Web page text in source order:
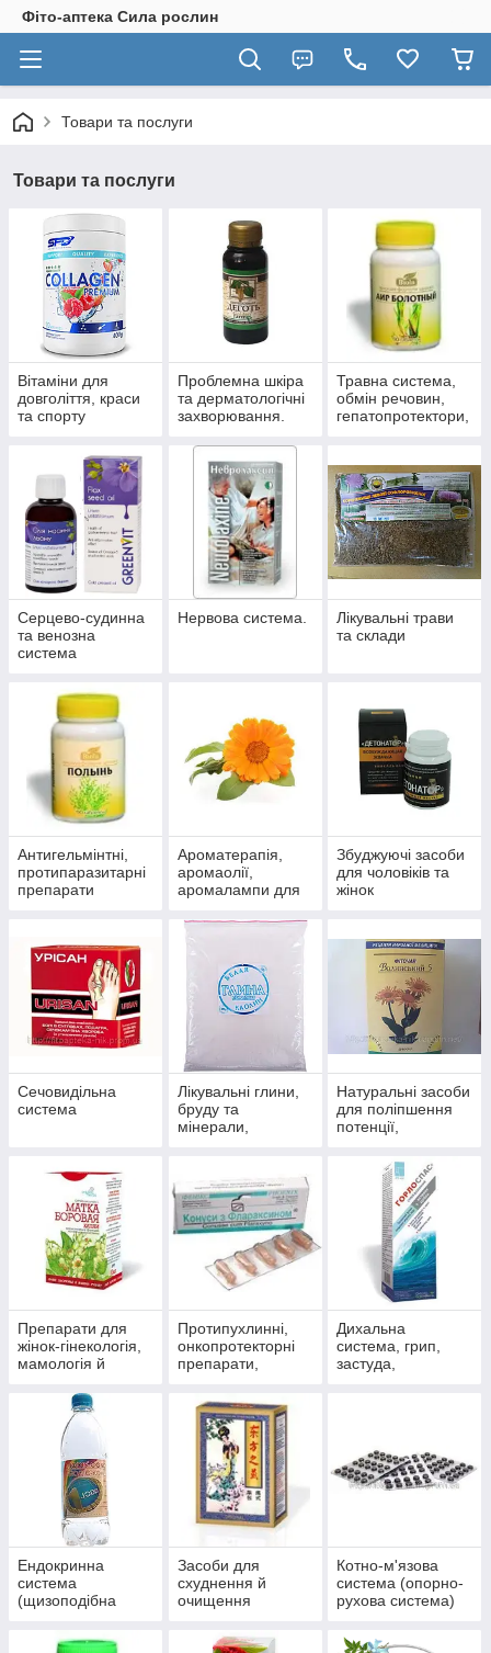
Фіто-аптека Сила рослин
Товари та послуги
Товари та послуги
Вітаміни для
довголіття, краси
та спорту
Проблемна шкіра
та дерматологічні
захворювання.
Травна система,
обмін речовин,
гепатопротектори,
Серцево-судинна
та венозна
система
Нервова система.
Лікувальні трави
та склади
Антигельмінтні,
протипаразитарні
препарати
Ароматерапія,
аромаолії,
аромалампи для
приміщень
Збуджуючі засоби
для чоловіків та
жінок
Сечовидільна
система
Лікувальні глини,
бруду та
мінерали,
концентрати для
прийняття ванн.
Натуральні засоби
для поліпшення
потенції,
чоловічого
здоров'я
Препарати для
жінок-гінекологія,
мамологія й
Протипухлинні,
онкопротекторні
препарати,
Дихальна
система, грип,
застуда,
Ендокринна
система
(щизоподібна
діабет)
Засоби для
схуднення й
очищення
Котно-м'язова
система (опорно-
рухова система)